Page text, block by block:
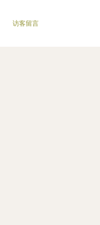
访客留言